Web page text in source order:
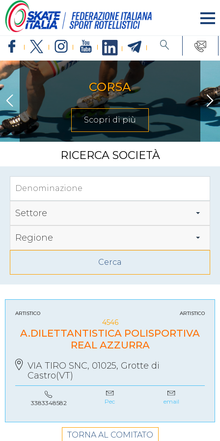
CORSA
Scopri di più
RICERCA SOCIETÀ
Settore
Regione
ARTISTICO ARTISTICO
4546
A.DILETTANTISTICA POLISPORTIVA
REAL AZZURRA
VIA TIRO SNC, 01025, Grotte di
Castro(VT)
3383348582 Pec email
TORNA AL COMITATO